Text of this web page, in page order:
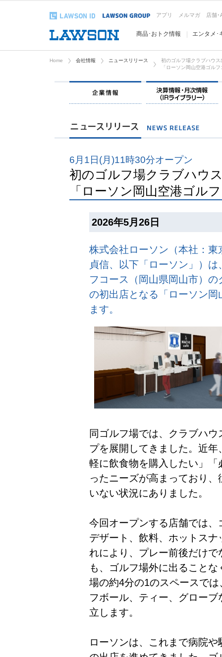
アプリ メルマガ 店舗･
商品･おトク情報 エンタメ･
Home 会社情報 ニュースリリース
初のゴルフ場クラブハウス
「ローソン岡山空港ゴル
企業情報
6月1日(月)11時30分オープン
初のゴルフ場クラブハウ
「ローソン岡山空港ゴル
2026年5月26日
株式会社ローソン（本社：
貞信、以下「ローソン」）
フコース（岡山県岡山市）
の初出店となる「ローソン
ます。
同ゴルフ場では、クラブハ
プを展開してきました。近
軽に飲食物を購入したい」
ったニーズが高まっており
いない状況にありました。
今回オープンする店舗では
デザート、飲料、ホットス
れにより、プレー前後だけ
も、ゴルフ場外に出ること
場の約4分の1のスペースで
フボール、ティー、グロー
立します。
ローソンは、これまで病院